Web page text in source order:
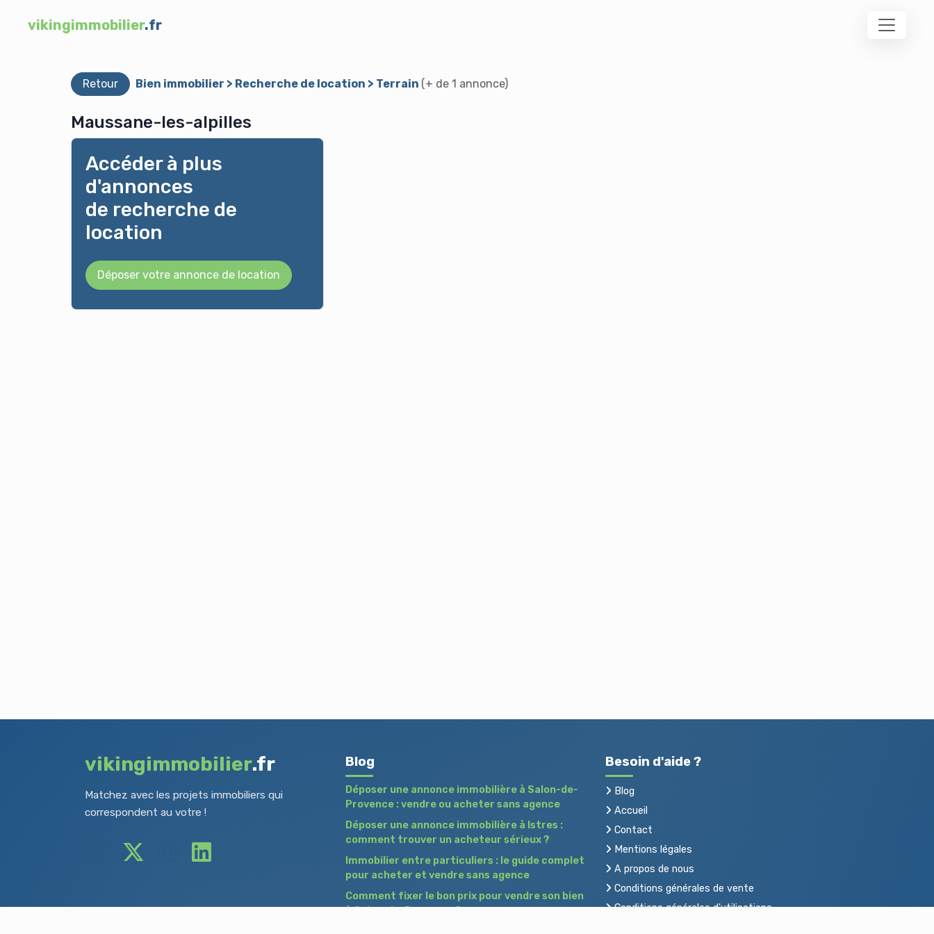
vikingimmobilier.fr
Retour Bien immobilier > Recherche de location > Terrain (+ de 1 annonce)
Maussane-les-alpilles
Accéder à plus
d'annonces
de recherche de
location
Déposer votre annonce de location
vikingimmobilier.fr
Matchez avec les projets immobiliers qui
correspondent au votre !
Blog
Déposer une annonce immobilière à Salon-de-
Provence : vendre ou acheter sans agence
Déposer une annonce immobilière à Istres :
comment trouver un acheteur sérieux ?
Immobilier entre particuliers : le guide complet
pour acheter et vendre sans agence
Comment fixer le bon prix pour vendre son bien
à Salon-de-Provence ?
Besoin d'aide ?
Blog
Accueil
Contact
Mentions légales
A propos de nous
Conditions générales de vente
Conditions générales d'utilisations